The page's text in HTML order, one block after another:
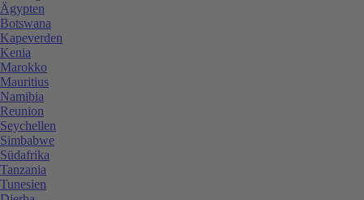
Ägypten
Botswana
Kapeverden
Kenia
Marokko
Mauritius
Namibia
Reunion
Seychellen
Simbabwe
Südafrika
Tanzania
Tunesien